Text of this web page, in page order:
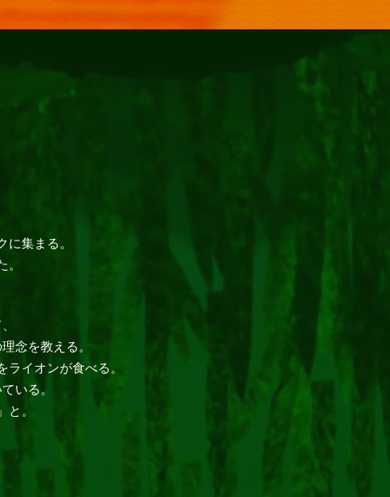
集まる。
。
念を教える。
イオンが食べる。
いる。
。